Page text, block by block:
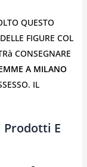
QUESTO
FIGURE COL
CONSEGNARE
A MILANO
IL
E